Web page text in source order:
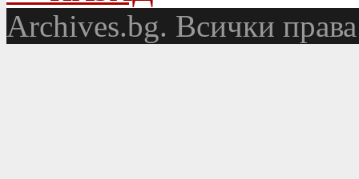
Аrchives.bg. Всички права